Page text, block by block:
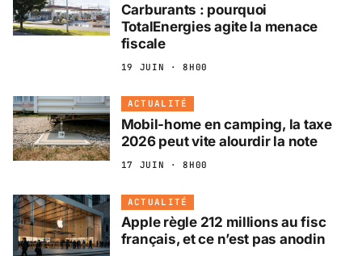
Carburants : pourquoi
TotalEnergies agite la menace
fiscale
19 JUIN · 8H00
ACTUALITÉ
Mobil-home en camping, la taxe
2026 peut vite alourdir la note
17 JUIN · 8H00
ACTUALITÉ
Apple règle 212 millions au fisc
français, et ce n’est pas anodin